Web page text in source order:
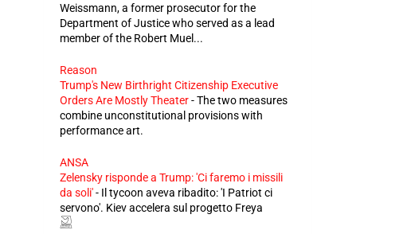
Weissmann, a former prosecutor for the
Department of Justice who served as a lead
member of the Robert Muel...
Reason
Trump's New Birthright Citizenship Executive
Orders Are Mostly Theater-The two measures
combine unconstitutional provisions with
performance art.
ANSA
Zelensky risponde a Trump: 'Ci faremo i missili
da soli'- Il tycoon aveva ribadito: 'I Patriot ci
servono'. Kiev accelera sul progetto Freya